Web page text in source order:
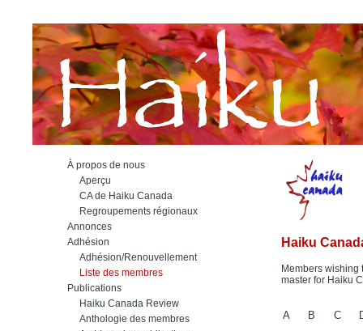
À propos de nous
Aperçu
CA de Haiku Canada
Regroupements régionaux
Annonces
Adhésion
Adhésion/Renouvellement
Liste des membres
Publications
Haiku Canada Review
Anthologie des membres
Haiku
Members wishing
master for Haiku
A B C